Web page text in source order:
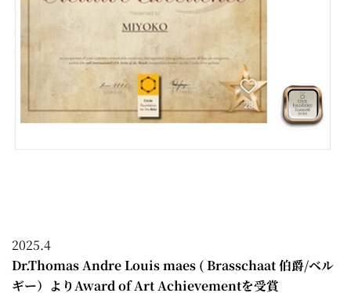
2025.4
Dr.Thomas Andre Louis maes ( Brasschaat 伯爵/ベル
ギー）よりAward of Art Achievementを受賞